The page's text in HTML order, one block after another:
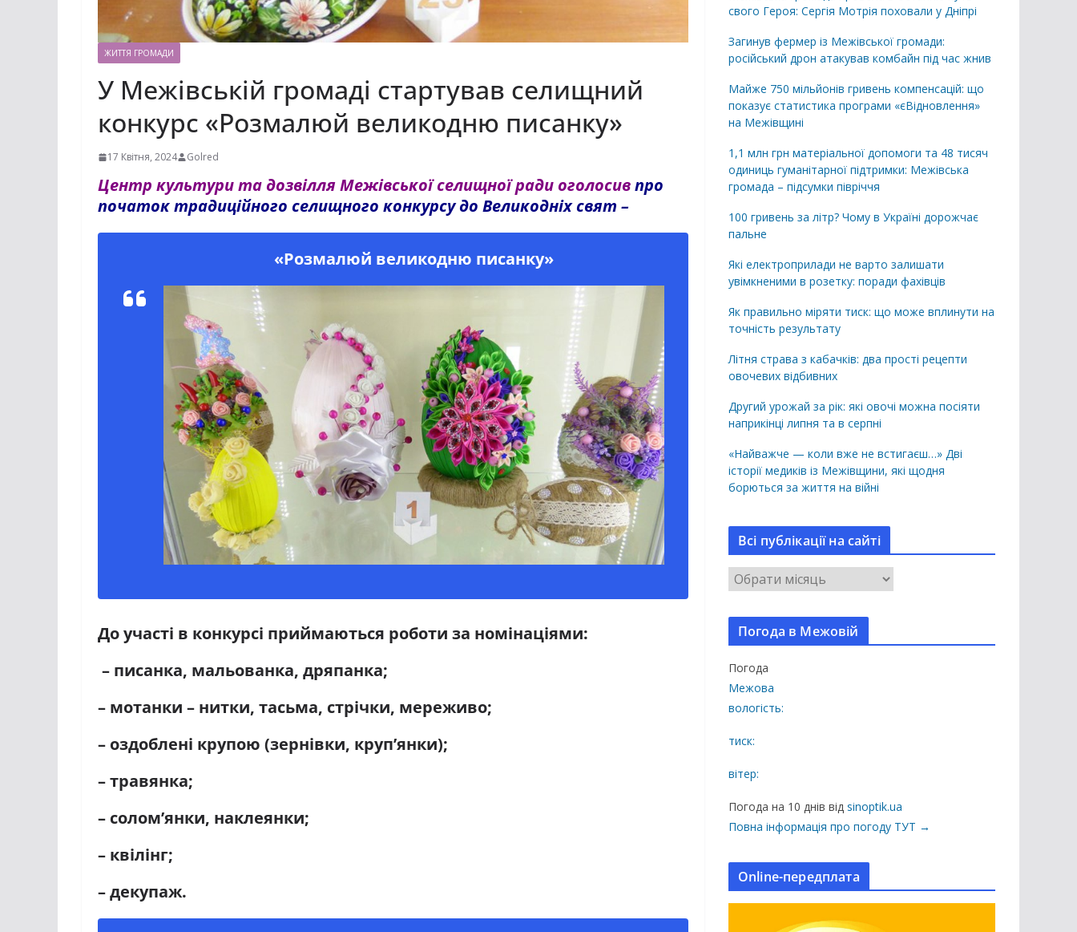
ЖИТТЯ ГРОМАДИ
У Межівській громаді стартував селищний
конкурс «Розмалюй великодню писанку»
17 Квітня, 2024 Golred
Центр культури та дозвілля Межівської селищної ради оголосивпро
початок традиційного селищного конкурсу до Великодніх свят –
«Розмалюй великодню писанку»
До участі в конкурсі приймаються роботи за номінаціями:
– писанка, мальованка, дряпанка;
– мотанки – нитки, тасьма, стрічки, мереживо;
– оздоблені крупою (зернівки, круп’янки);
– травянка;
– солом’янки, наклеянки;
– квілінг;
– декупаж.
свого Героя: Сергія Мотрія поховали у Дніпрі
Загинув фермер із Межівської громади:
російський дрон атакував комбайн під час жнив
Майже 750 мільйонів гривень компенсацій: що
показує статистика програми «єВідновлення»
на Межівщині
1,1 млн грн матеріальної допомоги та 48 тисяч
одиниць гуманітарної підтримки: Межівська
громада – підсумки півріччя
100 гривень за літр? Чому в Україні дорожчає
пальне
Які електроприлади не варто залишати
увімкненими в розетку: поради фахівців
Як правильно міряти тиск: що може вплинути на
точність результату
Літня страва з кабачків: два прості рецепти
овочевих відбивних
Другий урожай за рік: які овочі можна посіяти
наприкінці липня та в серпні
«Найважче — коли вже не встигаєш…» Дві
історії медиків із Межівщини, які щодня
борються за життя на війні
Всі публікації на сайті
В
с
і
б
л
і
к
ц
Погода в Межовій
Погода
Межова
вологість:
тиск:
вітер:
Погода на 10 днів від sinoptik.ua
Повна інформація про погоду ТУТ →
Online-передплата